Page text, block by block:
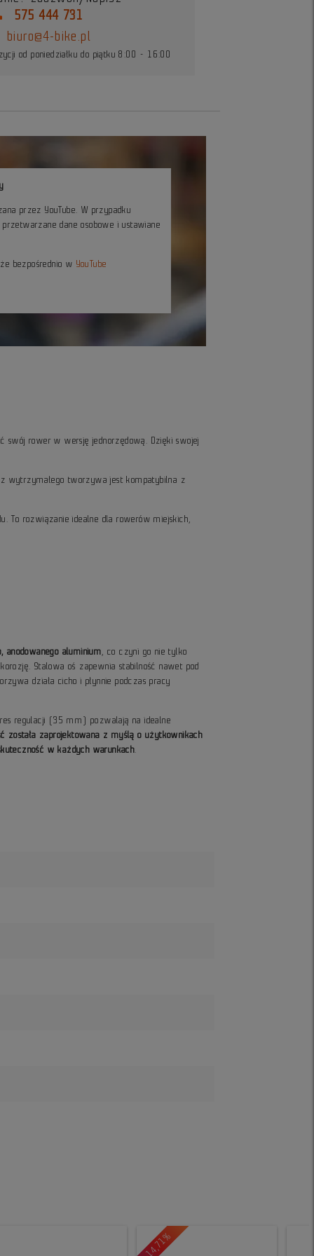
575 444 731
biuro@4-bike.pl
od poniedziałku do piątku 8:00 - 16:00
przez YouTube. W przypadku
dane osobowe i ustawiane
bezpośrednio w YouTube
rower w wersję jednorzędową. Dzięki swojej
wytrzymałego tworzywa jest kompatybilna z
To rozwiązanie idealne dla rowerów miejskich,
anodowanego aluminium , co czyni go nie tylko
Stalowa oś zapewnia stabilność nawet pod
działa cicho i płynnie podczas pracy
regulacji (35 mm) pozwalają na idealne
została zaprojektowana z myślą o użytkownikach
w każdych warunkach
-14,71%